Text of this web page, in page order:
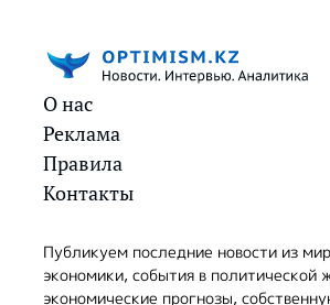
О нас
Реклама
Правила
Контакты
Публикуем последние новости из
экономики, события в политической
экономические прогнозы,